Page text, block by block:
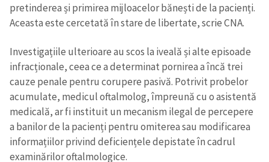
Trimite o informație
Despre ZdG
pretinderea și primirea mijloacelor bănești de la pacienți.
Aceasta este cercetată în stare de libertate, scrie CNA.
Investigațiile ulterioare au scos la iveală și alte episoade
infracționale, ceea ce a determinat pornirea a încă trei
cauze penale pentru corupere pasivă. Potrivit probelor
acumulate, medicul oftalmolog, împreună cu o asistentă
medicală, ar fi instituit un mecanism ilegal de percepere
a banilor de la pacienți pentru omiterea sau modificarea
informațiilor privind deficiențele depistate în cadrul
examinărilor oftalmologice.